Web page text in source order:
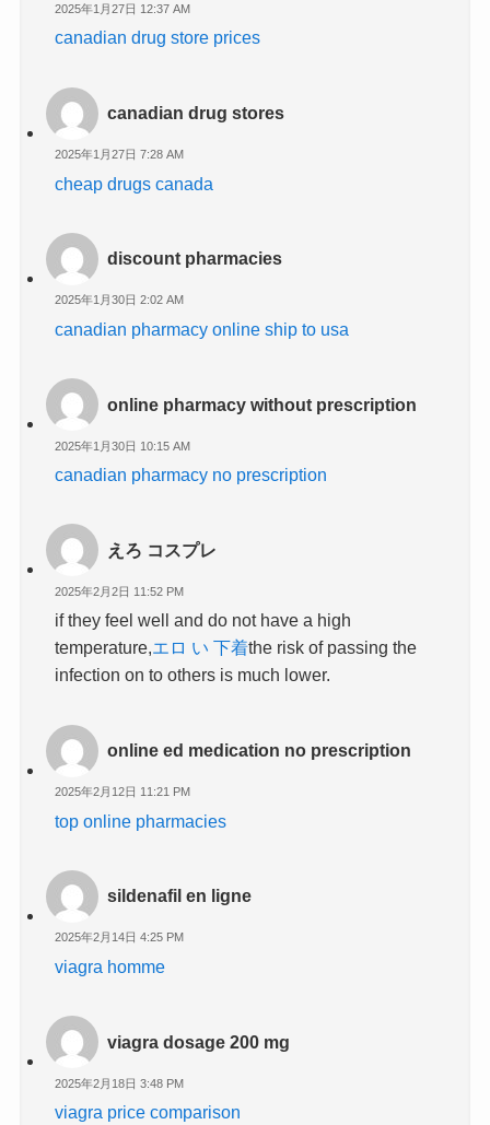
2025年1月27日 12:37 AM
canadian drug store prices
canadian drug stores
2025年1月27日 7:28 AM
cheap drugs canada
discount pharmacies
2025年1月30日 2:02 AM
canadian pharmacy online ship to usa
online pharmacy without prescription
2025年1月30日 10:15 AM
canadian pharmacy no prescription
えろ コスプレ
2025年2月2日 11:52 PM
if they feel well and do not have a high
temperature,エロ い 下着the risk of passing the
infection on to others is much lower.
online ed medication no prescription
2025年2月12日 11:21 PM
top online pharmacies
sildenafil en ligne
2025年2月14日 4:25 PM
viagra homme
viagra dosage 200 mg
2025年2月18日 3:48 PM
viagra price comparison